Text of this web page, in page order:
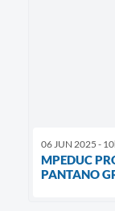
06 JUN 2025 -
MPEDUC
PANTANO